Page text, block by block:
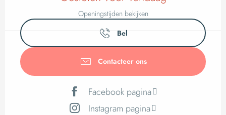
Openingstijden bekijken
Bel
Contacteer ons
Facebook pagina
Instagram pagina